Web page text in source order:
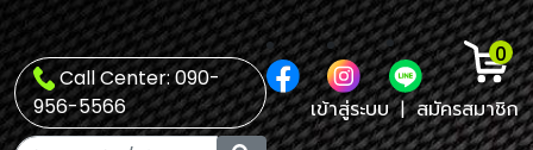
Call Center: 090-
956-5566
0
เข้าสู่ระบบ | สมัครสมาชิก